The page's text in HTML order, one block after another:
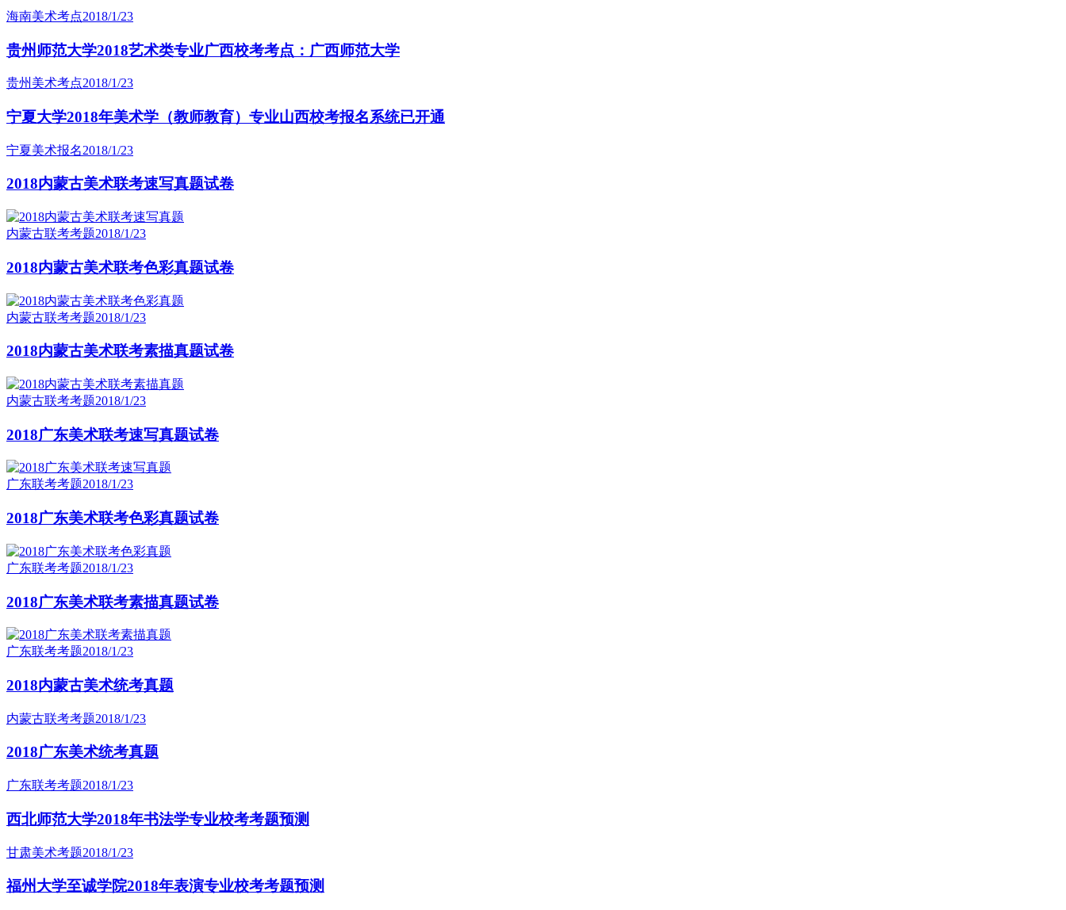
海南美术考点2018/1/23
贵州师范大学2018艺术类专业广西校考考点：广西师范大学
贵州美术考点2018/1/23
宁夏大学2018年美术学（教师教育）专业山西校考报名系统已开通
宁夏美术报名2018/1/23
2018内蒙古美术联考速写真题试卷
内蒙古联考考题2018/1/23
2018内蒙古美术联考色彩真题试卷
内蒙古联考考题2018/1/23
2018内蒙古美术联考素描真题试卷
内蒙古联考考题2018/1/23
2018广东美术联考速写真题试卷
广东联考考题2018/1/23
2018广东美术联考色彩真题试卷
广东联考考题2018/1/23
2018广东美术联考素描真题试卷
广东联考考题2018/1/23
2018内蒙古美术统考真题
内蒙古联考考题2018/1/23
2018广东美术统考真题
广东联考考题2018/1/23
西北师范大学2018年书法学专业校考考题预测
甘肃美术考题2018/1/23
福州大学至诚学院2018年表演专业校考考题预测